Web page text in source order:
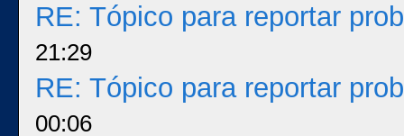
RE: Tópico para reportar
21:29
RE: Tópico para reportar
00:06